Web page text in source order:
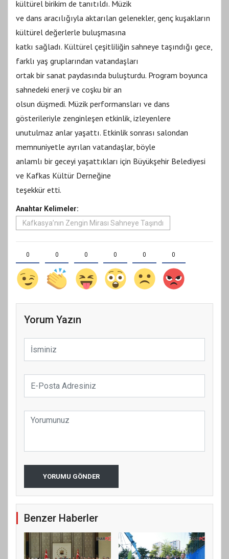
kültürel birikim de tanıtıldı. Müzik
ve dans aracılığıyla aktarılan gelenekler, genç kuşakların
kültürel değerlerle buluşmasına
katkı sağladı. Kültürel çeşitliliğin sahneye taşındığı gece,
farklı yaş gruplarından vatandaşları
ortak bir sanat paydasında buluşturdu. Program boyunca
sahnedeki enerji ve coşku bir an
olsun düşmedi. Müzik performansları ve dans
gösterileriyle zenginleşen etkinlik, izleyenlere
unutulmaz anlar yaşattı. Etkinlik sonrası salondan
memnuniyetle ayrılan vatandaşlar, böyle
anlamlı bir geceyi yaşattıkları için Büyükşehir Belediyesi
ve Kafkas Kültür Derneğine
teşekkür etti.
Anahtar Kelimeler:
Kafkasya’nın Zengin Mirası Sahneye Taşındı
0 0 0 0 0 0
Yorum Yazın
YORUMU GÖNDER
Benzer Haberler